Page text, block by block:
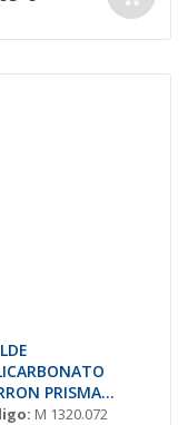
PRISMA
H=19
M 1320.072